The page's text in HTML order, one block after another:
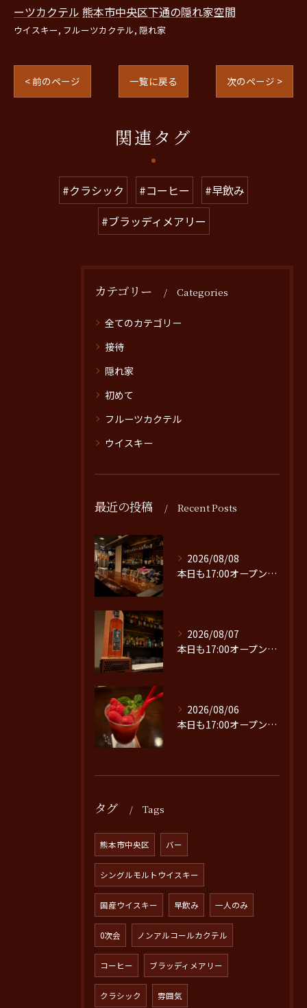
ーツカクテル 熊本市中央区下通の隠れ家空間
ウイスキー フルーツカクテル 隠れ家
< 前のページ 一覧に戻る 次のページ >
関連タグ
#クラシック #コーヒー
#早飲み
#ブラッディメアリー
カテゴリー Categories
全てのカテゴリー
接待
隠れ家
初めて
フルーツカクテル
ウイスキー
最近の投稿 Recent Posts
2026/08/08
本日も17:00オープンです。
2026/08/07
本日も17:00オープンです。
2026/08/06
本日も17:00オープンです。
タグ Tags
熊本市中央区 バー
シングルモルトウイスキー
国産ウイスキー 早飲み 一人のみ
0次会 ノンアルコールカクテル
コーヒー ブラッディメアリー
クラシック 雰囲気